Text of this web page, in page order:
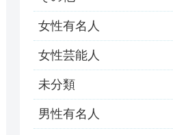
女性有名人
女性芸能人
未分類
男性有名人